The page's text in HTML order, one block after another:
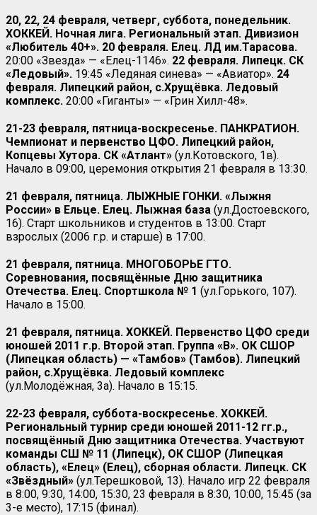
20, 22, 24 февраля, четверг, суббота, понедельник.
ХОККЕЙ. Ночная лига. Региональный этап. Дивизион
«Любитель 40+». 20 февраля. Елец. ЛД им.Тарасова.
20:00 «Звезда» — «Елец-1146». 22 февраля. Липецк. СК
«Ледовый». 19:45 «Ледяная синева» — «Авиатор». 24
февраля. Липецкий район, с.Хрущёвка. Ледовый
комплекс. 20:00 «Гиганты» — «Грин Хилл-48».
21-23 февраля, пятница-воскресенье. ПАНКРАТИОН.
Чемпионат и первенство ЦФО. Липецкий район,
Копцевы Хутора. СК «Атлант» (ул.Котовского, 1в).
Начало в 09:00, церемония открытия 21 февраля в 13:30.
21 февраля, пятница. ЛЫЖНЫЕ ГОНКИ. «Лыжня
России» в Ельце. Елец. Лыжная база (ул.Достоевского,
16). Старт школьников и студентов в 13:00. Старт
взрослых (2006 г.р. и старше) в 17:00.
21 февраля, пятница. МНОГОБОРЬЕ ГТО.
Соревнования, посвящённые Дню защитника
Отечества. Елец. Спортшкола № 1 (ул.Горького, 107).
Начало в 15:00.
21 февраля, пятница. ХОККЕЙ. Первенство ЦФО среди
юношей 2011 г.р. Второй этап. Группа «B». ОК СШОР
(Липецкая область) — «Тамбов» (Тамбов). Липецкий
район, с.Хрущёвка. Ледовый комплекс
(ул.Молодёжная, 3а). Начало в 15:15.
22-23 февраля, суббота-воскресенье. ХОККЕЙ.
Региональный турнир среди юношей 2011-12 гг.р.,
посвящённый Дню защитника Отечества. Участвуют
команды СШ № 11 (Липецк), ОК СШОР (Липецкая
область), «Елец» (Елец), сборная области. Липецк. СК
«Звёздный» (ул.Терешковой, 13). Начало игр 22 февраля
в 8:00, 9:30, 14:00, 15:30, 23 февраля в 8:30, 10:00, 15:45 (за
3-е место), 17:15 (финал).